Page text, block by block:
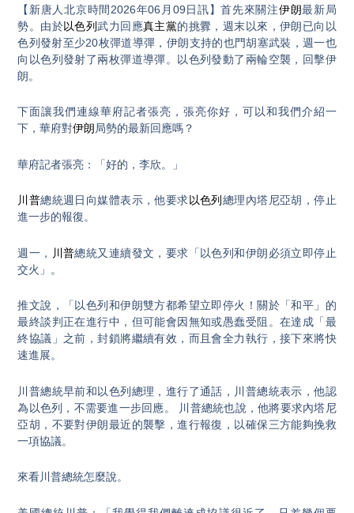
【新唐人北京時間2026年06月09日訊】首先來關注伊朗最新局
勢。由於以色列武力回應真主黨的挑釁，週末以來，伊朗已向以
色列發射至少20枚彈道導彈，伊朗支持的也門胡塞武裝，週一也
向以色列發射了兩枚彈道導彈。以色列發動了兩輪空襲，回擊伊
朗。
下面讓我們連線華府記者張亮，張亮你好，可以和我們介紹一
下，華府對伊朗局勢的最新回應嗎？
華府記者張亮：「好的，李欣。」
川普總統週日向媒體表示，他要求以色列 總理內塔尼亞胡，停止
進一步的報復。
週一， 川普總統又連續發文，要求「以色列和伊朗必須立即停止
交火」。
推文說，「以色列和伊朗雙方都希望立即停火！關於「和平」的
最終談判正在進行中，但可能會因無知或愚蠢受阻。在達成「最
終協議」之前，封鎖將繼續有效，而且會全力執行，接下來將快
速進展。
川普總統早前和以色列總理，進行了通話，川普總統表示，他認
為以色列，不需要進一步回應。 川普總統也說，他將要求內塔尼
亞胡，不要對伊朗最近的襲擊，進行報復，以確保三方能夠挽救
一項協議。
來看川普總統怎麼說。